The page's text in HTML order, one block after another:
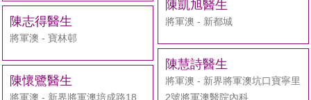
陳凱旭醫生
將軍澳 - 新都城
陳志得醫生
將軍澳 - 寶林邨
陳慧詩醫生
將軍澳 - 新界將軍澳坑口寶寧里
2號將軍澳醫院內科
陳懷鷺醫生
將軍澳 - 新界將軍澳培成路18